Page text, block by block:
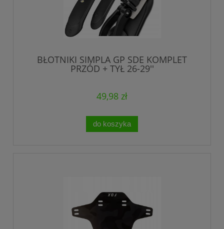
BŁOTNIKI SIMPLA GP SDE KOMPLET
PRZÓD + TYŁ 26-29''
49,98 zł
do koszyka